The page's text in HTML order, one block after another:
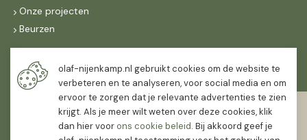
Onze projecten
Beurzen
Maandag t/m vrijdag
07:30-
16:30
12:00
olaf-nijenkamp.nl gebruikt cookies om de website te
verbeteren en te analyseren, voor social media en om
ervoor te zorgen dat je relevante advertenties te zien
krijgt. Als je meer wilt weten over deze cookies, klik
dan hier voorons cookie beleid. Bij akkoord geef je